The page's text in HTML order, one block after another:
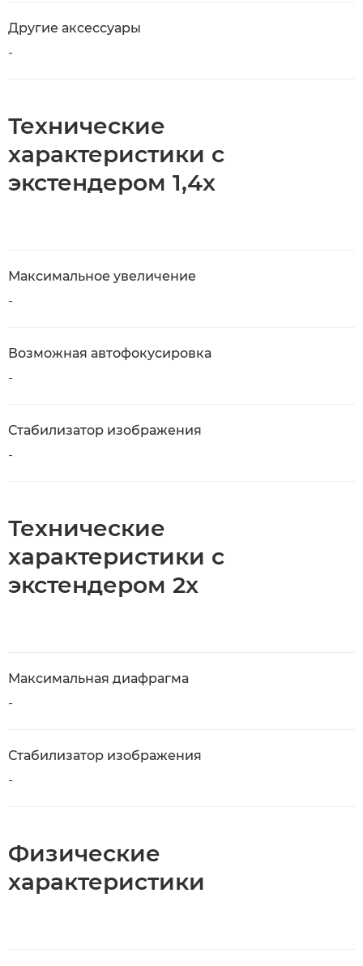
Другие аксессуары
-
Технические
характеристики с
экстендером 1,4x
Максимальное увеличение
-
Возможная автофокусировка
-
Стабилизатор изображения
-
Технические
характеристики с
экстендером 2x
Максимальная диафрагма
-
Стабилизатор изображения
-
Физические
характеристики